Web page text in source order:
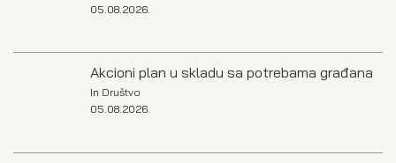
05.08.2026.
Akcioni plan u skladu sa potrebama građana
In Društvo
05.08.2026.